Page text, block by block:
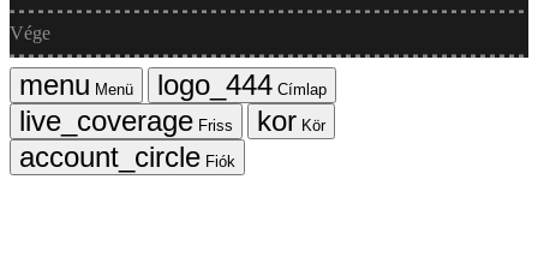
Vége
Menü
Címlap
Friss
Kör
Fiók